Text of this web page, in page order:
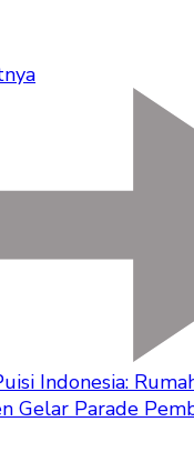
Indonesia:
Gelar Parade